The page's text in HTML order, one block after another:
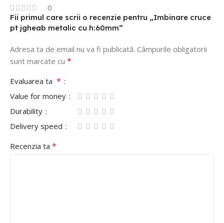
0
Fii primul care scrii o recenzie pentru „Imbinare cruce
pt jgheab metalic cu h:60mm”
Adresa ta de email nu va fi publicată. Câmpurile obligatorii
sunt marcate cu *
Evaluarea ta *
Value for money
Durability
Delivery speed
Recenzia ta *